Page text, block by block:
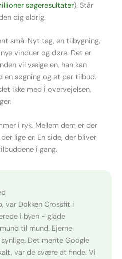
søgeresultater). Står
dig aldrig.
små. Nyt tag, en tilbygning,
vinduer og døre. Det er
vil vælge en, han kan
en søgning og et par tilbud.
ikke med i overvejelsen,
i ryk. Mellem dem er der
lige er. En side, der bliver
i gang.
var Dokken Crossfit i
i byen - glade
til mund. Ejerne
Det mente Google
var de svære at finde. Vi